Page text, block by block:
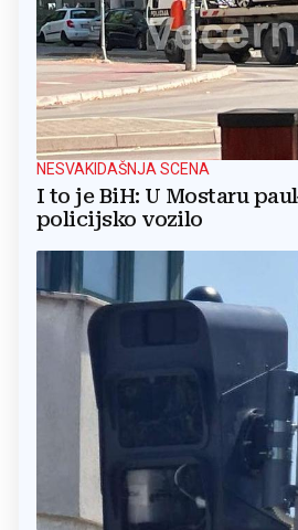
NESVAKIDAŠNJA SCENA
I to je BiH: U Mostaru
policijsko vozilo